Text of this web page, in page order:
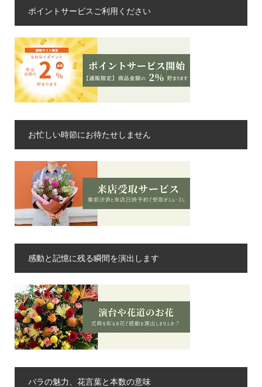
ポイントサービスご利用ください
お忙しい時節にお待たせしません
感動と記憶に残る瞬間を演出します
バラの魅力、花言葉と本数の意味